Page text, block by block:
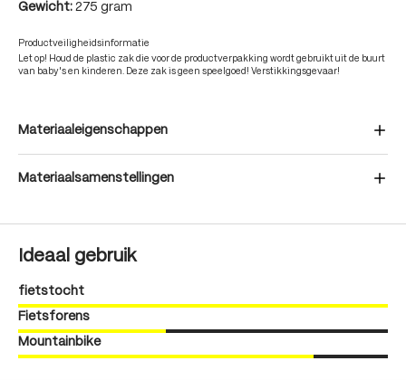
Gewicht: 275 gram
Productveiligheidsinformatie
Let op! Houd de plastic zak die voor de productverpakking wordt gebruikt uit de buurt
van baby's en kinderen. Deze zak is geen speelgoed! Verstikkingsgevaar!
Materiaaleigenschappen
Materiaalsamenstellingen
Ideaal gebruik
fietstocht
Fietsforens
Mountainbike